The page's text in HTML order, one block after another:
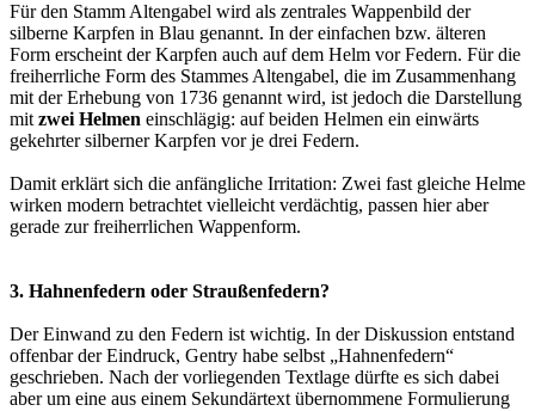
Für den Stamm Altengabel wird als zentrales Wappenbild der
silberne Karpfen in Blau genannt. In der einfachen bzw. älteren
Form erscheint der Karpfen auch auf dem Helm vor Federn. Für die
freiherrliche Form des Stammes Altengabel, die im Zusammenhang
mit der Erhebung von 1736 genannt wird, ist jedoch die Darstellung
mit zwei Helmen einschlägig: auf beiden Helmen ein einwärts
gekehrter silberner Karpfen vor je drei Federn.
Damit erklärt sich die anfängliche Irritation: Zwei fast gleiche Helme
wirken modern betrachtet vielleicht verdächtig, passen hier aber
gerade zur freiherrlichen Wappenform.
3. Hahnenfedern oder Straußenfedern?
Der Einwand zu den Federn ist wichtig. In der Diskussion entstand
offenbar der Eindruck, Gentry habe selbst „Hahnenfedern“
geschrieben. Nach der vorliegenden Textlage dürfte es sich dabei
aber um eine aus einem Sekundärtext übernommene Formulierung